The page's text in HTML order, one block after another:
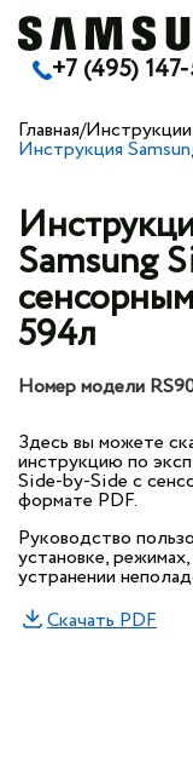
+7 (495)
Главная/
Инструкция
Samsung
594л
Номер модели
Здесь вы можете
инструкцию по
Side-by-Side с
формате PDF.
Руководство
установке,
устранении
Скачать PDF